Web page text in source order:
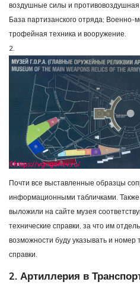
воздушные силы и
База партизанского отряда; Военно-
трофейная техника и вооружение.
2.
Почти все выставленные образцы
информационными табличками. Также
выложили на сайте музея
технические справки, за что им
возможности буду указывать и номер
справки.
2. Артиллерия в